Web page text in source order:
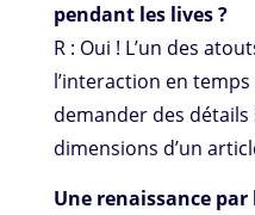
pendant les lives ?
R : Oui ! L’un des
l’interaction en temps
demander des détails
dimensions d’un
Une renaissance